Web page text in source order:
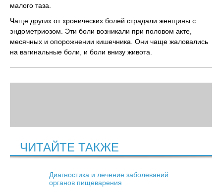
малого таза.
Чаще других от хронических болей страдали женщины с
эндометриозом. Эти боли возникали при половом акте,
месячных и опорожнении кишечника. Они чаще жаловались
на вагинальные боли, и боли внизу живота.
ЧИТАЙТЕ ТАКЖЕ
Диагностика и лечение заболеваний
органов пищеварения